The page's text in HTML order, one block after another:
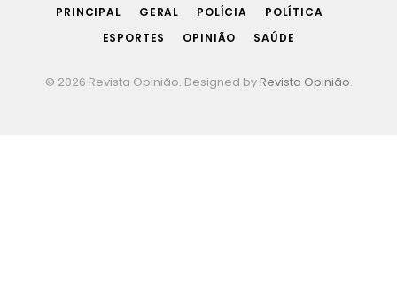
PRINCIPAL GERAL POLÍCIA
POLÍTICA
ESPORTES
OPINIÃO SAÚDE
© 2026 Revista Opinião. Designed by Revista Opinião.